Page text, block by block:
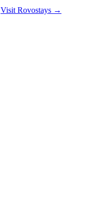
Visit Rovostays →